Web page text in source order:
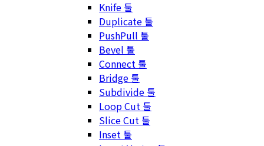
Knife 툴
Duplicate 툴
PushPull 툴
Bevel 툴
Connect 툴
Bridge 툴
Subdivide 툴
Loop Cut 툴
Slice Cut 툴
Inset 툴